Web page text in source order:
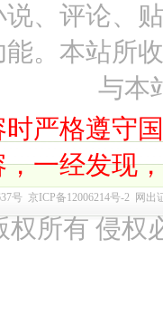
、评论、
能。本站所
与本
严格遵守
一经发现
号 京ICP备12006214号-2 网出
所有 侵权